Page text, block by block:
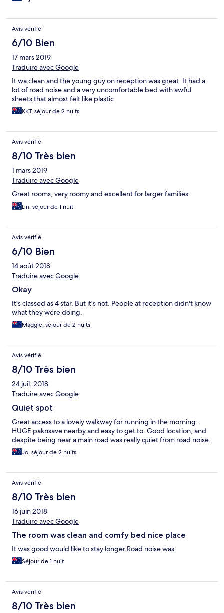
Avis vérifié
6/10 Bien
17 mars 2019
Traduire avec Google
It wa clean and the young guy on reception was great. It had a
lot of road noise and a very uncomfortable bed with awful
sheets that almost felt like plastic
KKT, séjour de 2 nuits
Avis vérifié
8/10 Très bien
1 mars 2019
Traduire avec Google
Great rooms, very roomy and excellent for larger families.
Lin, séjour de 1 nuit
Avis vérifié
6/10 Bien
14 août 2018
Traduire avec Google
Okay
It's classed as 4 star. But it's not. People at reception didn't know
what they were doing.
Maggie, séjour de 2 nuits
Avis vérifié
8/10 Très bien
24 juil. 2018
Traduire avec Google
Quiet spot
Great access to a lovely walkway for running in the morning.
HUGE paknsave nearby and easy to get to. Good location, and
despite being near a main road was really quiet from road noise.
Jo, séjour de 2 nuits
Avis vérifié
8/10 Très bien
16 juin 2018
Traduire avec Google
The room was clean and comfy bed nice place
It was good would like to stay longer.Road noise was.
Séjour de 1 nuit
Avis vérifié
8/10 Très bien